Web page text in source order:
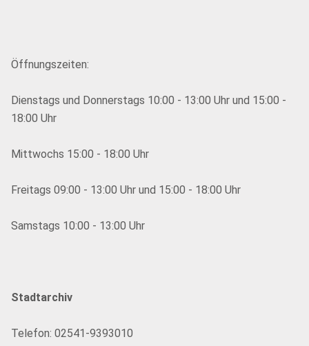
Öffnungszeiten:
Dienstags und Donnerstags 10:00 - 13:00 Uhr und 15:00 -
18:00 Uhr
Mittwochs 15:00 - 18:00 Uhr
Freitags 09:00 - 13:00 Uhr und 15:00 - 18:00 Uhr
Samstags 10:00 - 13:00 Uhr
Stadtarchiv
Telefon: 02541-9393010